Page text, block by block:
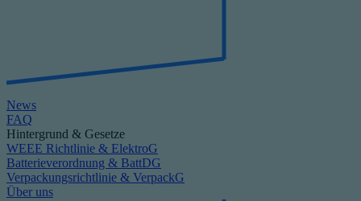
News
FAQ
Hintergrund & Gesetze
WEEE Richtlinie & ElektroG
Batterieverordnung & BattDG
Verpackungsrichtlinie & VerpackG
Über uns